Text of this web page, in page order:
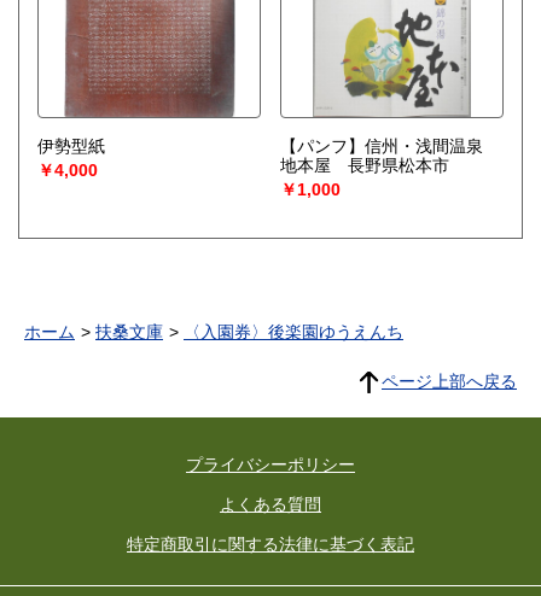
伊勢型紙
￥4,000
【パンフ】信州・浅間温泉
地本屋 長野県松本市
￥1,000
ホーム 扶桑文庫 〈入園券〉後楽園ゆうえんち
ページ上部へ戻る
プライバシーポリシー
よくある質問
特定商取引に関する法律に基づく表記